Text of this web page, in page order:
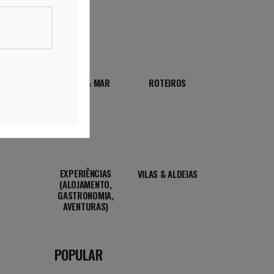
PRAIA & MAR ROTEIROS
EXPERIÊNCIAS
(ALOJAMENTO,
GASTRONOMIA,
AVENTURAS)
VILAS & ALDEIAS
POPULAR